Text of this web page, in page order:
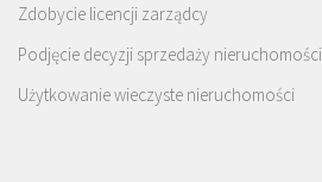
Zdobycie licencji zarządcy
Podjęcie decyzji sprzedaży nieruchomości
Użytkowanie wieczyste nieruchomości